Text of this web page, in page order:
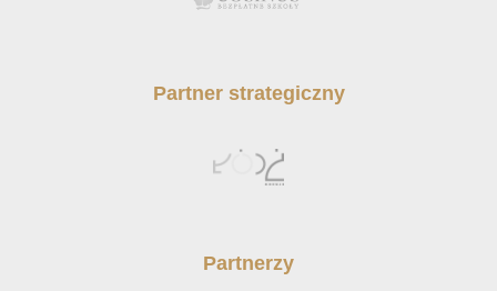
Partner strategiczny
Partnerzy